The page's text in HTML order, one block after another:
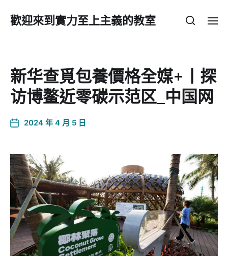
歡迎來到實力至上主義的教室
新华查覓包養價格全媒+丨探
访博鳌近零碳示范区_中国网
2024 年 4 月 5 日